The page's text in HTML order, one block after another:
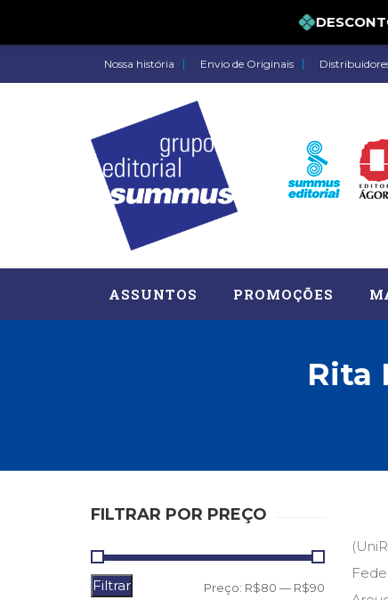
DESCONTO
Nossa história Envio de Originais
ASSUNTOS
Culinária, Alimentação (14)
Gestalt-terapia (93)
PNL (Programação Neurolingüística) (41)
Publicidade, Propaganda e Marketing
Relações Públicas e Comunicação
PROMOÇÕES
Rita
FILTRAR POR PREÇO
Preço
Preço
Filtrar Preço: R$80 — R$90